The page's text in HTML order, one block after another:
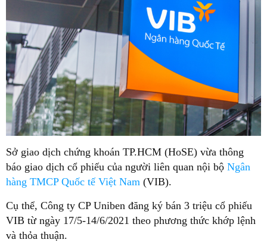
Sở giao dịch chứng khoán TP.HCM (HoSE) vừa thông
báo giao dịch cổ phiếu của người liên quan nội bộ Ngân
hàng TMCP Quốc tế Việt Nam (VIB).
Cụ thể, Công ty CP Uniben đăng ký bán 3 triệu cổ phiếu
VIB từ ngày 17/5-14/6/2021 theo phương thức khớp lệnh
và thỏa thuận.